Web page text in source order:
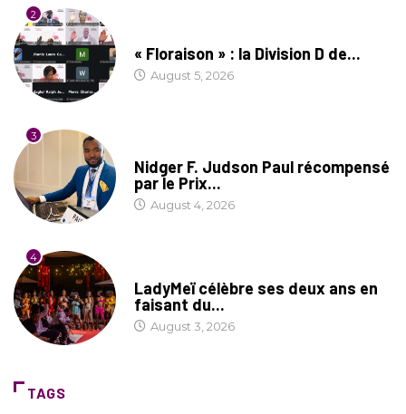
2
« Floraison » : la Division D de...
August 5, 2026
3
Nidger F. Judson Paul récompensé
par le Prix...
August 4, 2026
4
LadyMeï célèbre ses deux ans en
faisant du...
August 3, 2026
TAGS